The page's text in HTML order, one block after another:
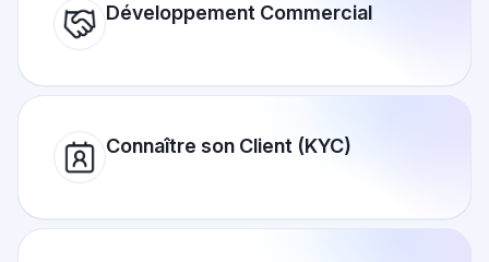
Développement Commercial
Connaître son Client (KYC)